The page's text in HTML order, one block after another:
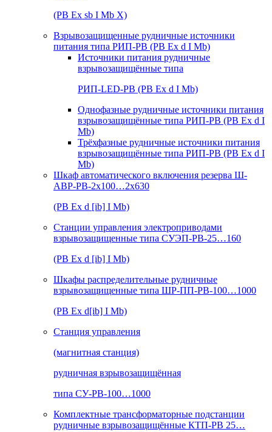
(РВ Ex sb I Mb Х)
Взрывозащищенные рудничные источники
питания типа РИП-РВ (РВ Ex d I Mb)
Источники питания рудничные
взрывозащищённые типа
РИП-LED-РВ (РВ Ex d I Mb)
Однофазные рудничные источники питания
взрывозащищённые типа РИП-РВ (РВ Ex d I
Mb)
Трёхфазные рудничные источники питания
взрывозащищённые типа РИП-РВ (РВ Ex d I
Mb)
Шкаф автоматического включения резерва Ш-
АВР-РВ-2х100…2х630
(РВ Ex d [ib] I Mb)
Станции управления электроприводами
взрывозащищенные типа СУЭП-РВ-25…160
(РВ Ex d [ib] I Mb)
Шкафы распределительные рудничные
взрывозащищенные типа ШР-ПП-РВ-100…1000
(РВ Ex d[ib] I Mb)
Станция управления
(магнитная станция)
рудничная взрывозащищённая
типа СУ-РВ-100…1000
Комплектные трансформаторные подстанции
рудничные взрывозащищённые КТП-РВ 25…